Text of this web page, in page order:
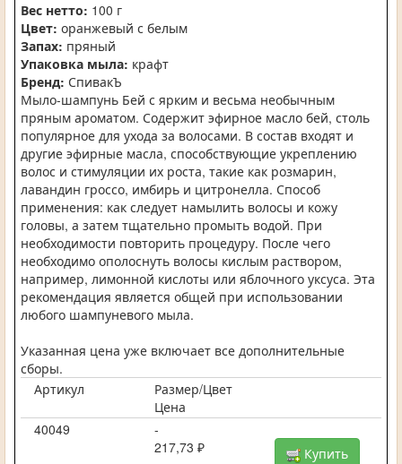
Вес нетто: 100 г
Цвет: оранжевый с белым
Запах: пряный
Упаковка мыла: крафт
Бренд: СпивакЪ
Мыло-шампунь Бей с ярким и весьма необычным
пряным ароматом. Содержит эфирное масло бей, столь
популярное для ухода за волосами. В состав входят и
другие эфирные масла, способствующие укреплению
волос и стимуляции их роста, такие как розмарин,
лавандин гроссо, имбирь и цитронелла. Способ
применения: как следует намылить волосы и кожу
головы, а затем тщательно промыть водой. При
необходимости повторить процедуру. После чего
необходимо ополоснуть волосы кислым раствором,
например, лимонной кислоты или яблочного уксуса. Эта
рекомендация является общей при использовании
любого шампуневого мыла.
Указанная цена уже включает все дополнительные
сборы.
Артикул
Размер/Цвет
Цена
40049
-
217,73 ₽
Купить